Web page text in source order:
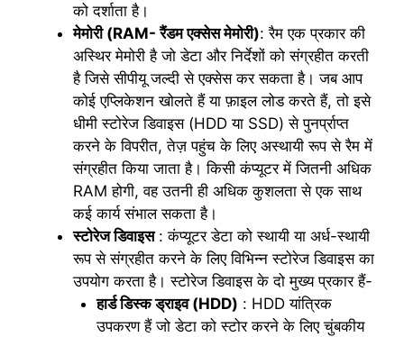
को दर्शाता है।
मेमोरी (RAM- रैंडम एक्सेस मेमोरी): रैम एक प्रकार की
अस्थिर मेमोरी है जो डेटा और निर्देशों को संग्रहीत करती
है जिसे सीपीयू जल्दी से एक्सेस कर सकता है। जब आप
कोई एप्लिकेशन खोलते हैं या फ़ाइल लोड करते हैं, तो इसे
धीमी स्टोरेज डिवाइस (HDD या SSD) से पुनर्प्राप्त
करने के विपरीत, तेज़ पहुंच के लिए अस्थायी रूप से रैम में
संग्रहीत किया जाता है। किसी कंप्यूटर में जितनी अधिक
RAM होगी, वह उतनी ही अधिक कुशलता से एक साथ
कई कार्य संभाल सकता है।
स्टोरेज डिवाइस: कंप्यूटर डेटा को स्थायी या अर्ध-स्थायी
रूप से संग्रहीत करने के लिए विभिन्न स्टोरेज डिवाइस का
उपयोग करता है। स्टोरेज डिवाइस के दो मुख्य प्रकार हैं-
हार्ड डिस्क ड्राइव (HDD) : HDD यांत्रिक
उपकरण हैं जो डेटा को स्टोर करने के लिए चुंबकीय